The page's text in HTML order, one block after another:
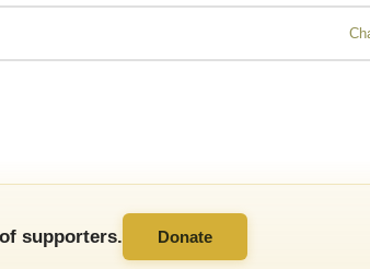
supporters. Donate